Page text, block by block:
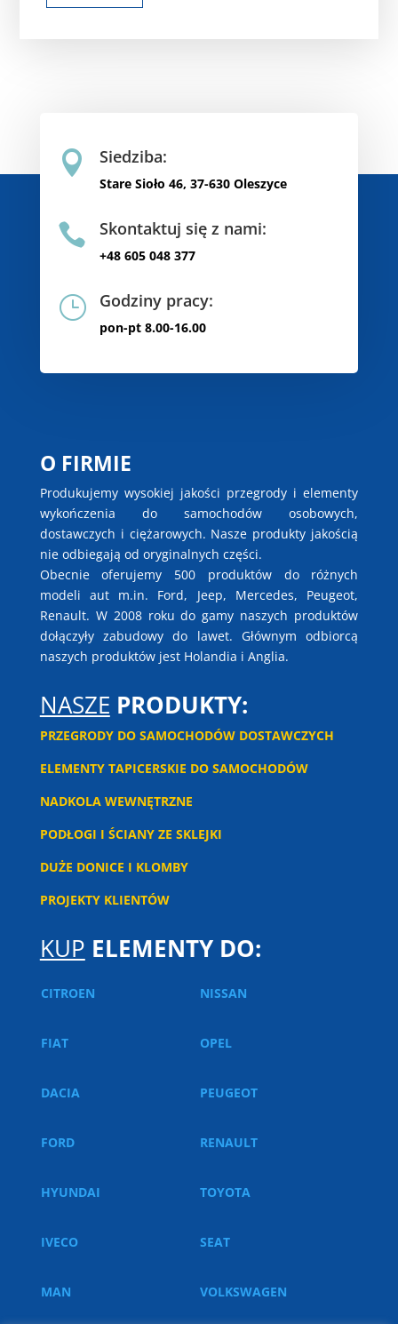
 Siedziba:
Stare Sioło 46, 37-630 Oleszyce
 Skontaktuj się z nami:
+48 605 048 377
} Godziny pracy:
pon-pt 8.00-16.00
O FIRMIE
Produkujemy wysokiej jakości przegrody i elementy
wykończenia do samochodów osobowych,
dostawczych i ciężarowych. Nasze produkty jakością
nie odbiegają od oryginalnych części.
Obecnie oferujemy 500 produktów do różnych
modeli aut m.in. Ford, Jeep, Mercedes, Peugeot,
Renault. W 2008 roku do gamy naszych produktów
dołączyły zabudowy do lawet. Głównym odbiorcą
naszych produktów jest Holandia i Anglia.
NASZE PRODUKTY:
PRZEGRODY DO SAMOCHODÓW DOSTAWCZYCH
ELEMENTY TAPICERSKIE DO SAMOCHODÓW
NADKOLA WEWNĘTRZNE
PODŁOGI I ŚCIANY ZE SKLEJKI
DUŻE DONICE I KLOMBY
PROJEKTY KLIENTÓW
KUP ELEMENTY DO:
CITROEN NISSAN
FIAT OPEL
DACIA PEUGEOT
FORD RENAULT
HYUNDAI TOYOTA
IVECO SEAT
MAN VOLKSWAGEN